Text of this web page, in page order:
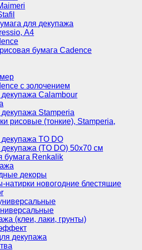
для декупажа
А4
бумага Cadence
c золочением
Calambour
Stamperia
рисовые (тонкие), Stamperia,
TO DO
(TO DO) 50х70 см
бумага Renkalik
декоры
новогодние блестящие
(клеи, лаки, грунты)
декупажа